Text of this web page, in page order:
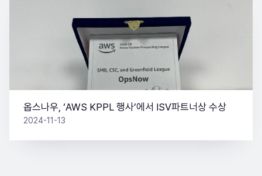
옵스나우, ‘AWS KPPL 행사’에서 ISV파트너상 수상
2024-11-13